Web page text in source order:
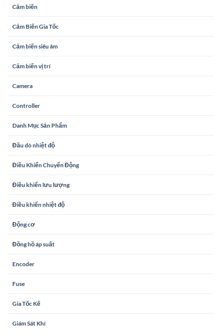
Cảm biến
Cảm Biến Gia Tốc
Cảm biến siêu âm
Cảm biến vị trí
Camera
Controller
Danh Mục Sản Phẩm
Đầu dò nhiệt độ
Điều Khiển Chuyển Động
Điều khiển lưu lượng
Điều khiển nhiệt độ
Động cơ
Đồng hồ áp suất
Encoder
Fuse
Gia Tốc Kế
Giám Sát Khí